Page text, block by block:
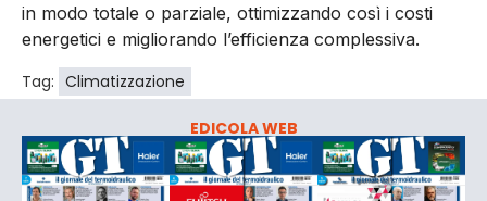
in modo totale o parziale, ottimizzando così i costi
energetici e migliorando l’efficienza complessiva.
Tag: Climatizzazione
EDICOLA WEB